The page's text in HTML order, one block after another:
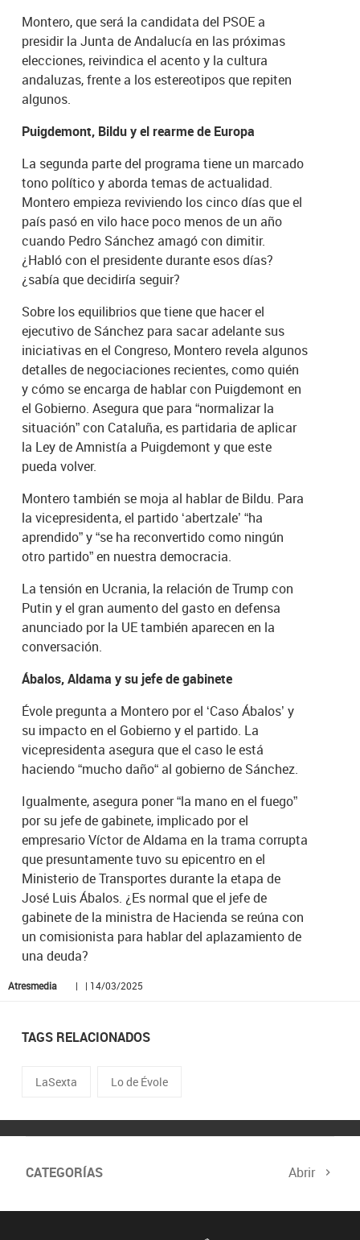
Montero, que será la candidata del PSOE a
presidir la Junta de Andalucía en las próximas
elecciones, reivindica el acento y la cultura
andaluzas, frente a los estereotipos que repiten
algunos.
Puigdemont, Bildu y el rearme de Europa
La segunda parte del programa tiene un marcado
tono político y aborda temas de actualidad.
Montero empieza reviviendo los cinco días que el
país pasó en vilo hace poco menos de un año
cuando Pedro Sánchez amagó con dimitir.
¿Habló con el presidente durante esos días?
¿sabía que decidiría seguir?
Sobre los equilibrios que tiene que hacer el
ejecutivo de Sánchez para sacar adelante sus
iniciativas en el Congreso, Montero revela algunos
detalles de negociaciones recientes, como quién
y cómo se encarga de hablar con Puigdemont en
el Gobierno. Asegura que para “normalizar la
situación” con Cataluña, es partidaria de aplicar
la Ley de Amnistía a Puigdemont y que este
pueda volver.
Montero también se moja al hablar de Bildu. Para
la vicepresidenta, el partido ‘abertzale’ “ha
aprendido” y “se ha reconvertido como ningún
otro partido” en nuestra democracia.
La tensión en Ucrania, la relación de Trump con
Putin y el gran aumento del gasto en defensa
anunciado por la UE también aparecen en la
conversación.
Ábalos, Aldama y su jefe de gabinete
Évole pregunta a Montero por el ‘Caso Ábalos’ y
su impacto en el Gobierno y el partido. La
vicepresidenta asegura que el caso le está
haciendo “mucho daño“ al gobierno de Sánchez.
Igualmente, asegura poner “la mano en el fuego”
por su jefe de gabinete, implicado por el
empresario Víctor de Aldama en la trama corrupta
que presuntamente tuvo su epicentro en el
Ministerio de Transportes durante la etapa de
José Luis Ábalos. ¿Es normal que el jefe de
gabinete de la ministra de Hacienda se reúna con
un comisionista para hablar del aplazamiento de
una deuda?
Atresmedia | | 14/03/2025
TAGS RELACIONADOS
LaSexta Lo de Évole
CATEGORÍAS Abrir